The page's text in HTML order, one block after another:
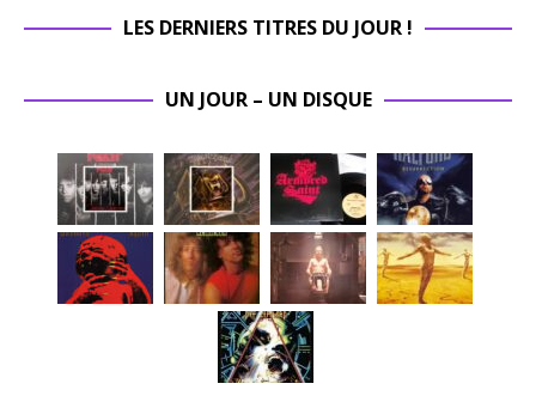
LES DERNIERS TITRES DU JOUR !
UN JOUR – UN DISQUE